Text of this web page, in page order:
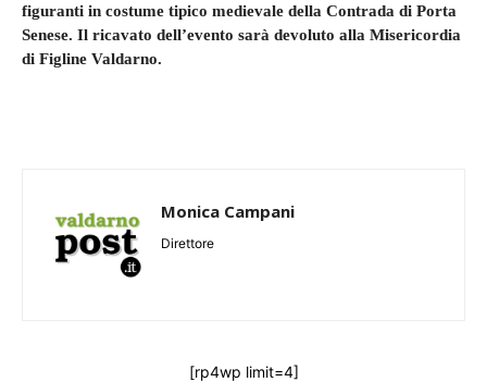
figuranti in costume tipico medievale della Contrada di Porta
Senese. Il ricavato dell’evento sarà devoluto alla Misericordia
di Figline Valdarno.
Monica Campani
Direttore
[rp4wp limit=4]